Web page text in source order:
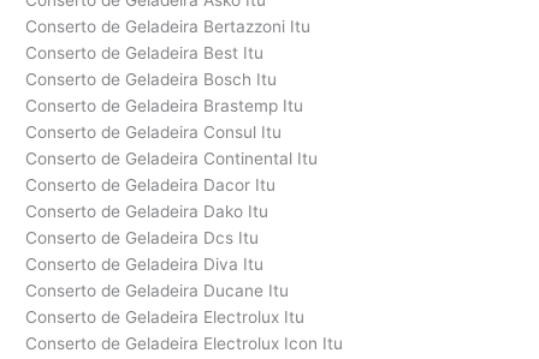
Conserto de Geladeira Bertazzoni Itu
Conserto de Geladeira Best Itu
Conserto de Geladeira Bosch Itu
Conserto de Geladeira Brastemp Itu
Conserto de Geladeira Consul Itu
Conserto de Geladeira Continental Itu
Conserto de Geladeira Dacor Itu
Conserto de Geladeira Dako Itu
Conserto de Geladeira Dcs Itu
Conserto de Geladeira Diva Itu
Conserto de Geladeira Ducane Itu
Conserto de Geladeira Electrolux Itu
Conserto de Geladeira Electrolux Icon Itu